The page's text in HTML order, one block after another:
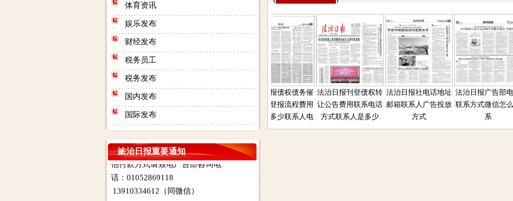
体育资讯
娱乐发布
财经发布
税务员工
税务发布
国内发布
国际发布
法治日报重要通知
法治日报社：法治日报汇款账
号：对公汇款：户名：法报文化
传媒（北京）有限公司（法治日
报社） 账号：
0200003509000184902 开户行：
北京工商银行望京支行营业部 其
他付款方式请致电广告部咨询电
话：01052869118
13910334612（同微信）
法治日报遗失声明公
告联系人电话是多少
登报
通拍卖公告电话联系
法治日报债权债务催
收公告登报流程费用
电话是多少联系人电
话
法治日报刊登债权转
让公告费用联系电话
方式联系人是多少
法治日报社电话地址
邮箱联系人广告投放
方式
法治日报广告部电话
联系方式微信怎么联